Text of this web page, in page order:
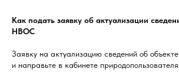
Как подать заявку об актуализации
НВОС
Заявку на актуализацию сведений об
и направьте в кабинете